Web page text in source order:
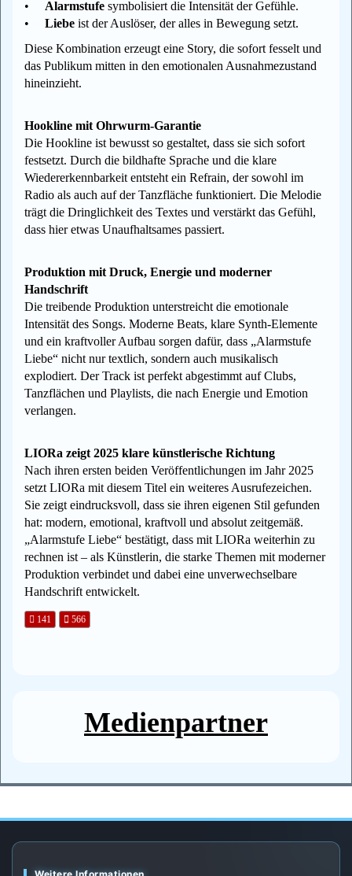
• Alarmstufe symbolisiert die Intensität der Gefühle.
• Liebe ist der Auslöser, der alles in Bewegung setzt.
Diese Kombination erzeugt eine Story, die sofort fesselt und
das Publikum mitten in den emotionalen Ausnahmezustand
hineinzieht.
Hookline mit Ohrwurm-Garantie
Die Hookline ist bewusst so gestaltet, dass sie sich sofort
festsetzt. Durch die bildhafte Sprache und die klare
Wiedererkennbarkeit entsteht ein Refrain, der sowohl im
Radio als auch auf der Tanzfläche funktioniert. Die Melodie
trägt die Dringlichkeit des Textes und verstärkt das Gefühl,
dass hier etwas Unaufhaltsames passiert.
Produktion mit Druck, Energie und moderner
Handschrift
Die treibende Produktion unterstreicht die emotionale
Intensität des Songs. Moderne Beats, klare Synth‑Elemente
und ein kraftvoller Aufbau sorgen dafür, dass „Alarmstufe
Liebe“ nicht nur textlich, sondern auch musikalisch
explodiert. Der Track ist perfekt abgestimmt auf Clubs,
Tanzflächen und Playlists, die nach Energie und Emotion
verlangen.
LIORa zeigt 2025 klare künstlerische Richtung
Nach ihren ersten beiden Veröffentlichungen im Jahr 2025
setzt LIORa mit diesem Titel ein weiteres Ausrufezeichen.
Sie zeigt eindrucksvoll, dass sie ihren eigenen Stil gefunden
hat: modern, emotional, kraftvoll und absolut zeitgemäß.
„Alarmstufe Liebe“ bestätigt, dass mit LIORa weiterhin zu
rechnen ist – als Künstlerin, die starke Themen mit moderner
Produktion verbindet und dabei eine unverwechselbare
Handschrift entwickelt.
141 566
Medienpartner